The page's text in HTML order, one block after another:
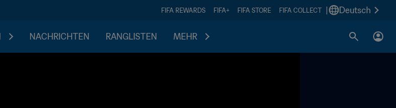
FIFA REWARDS FIFA+ FIFA STORE FIFA COLLECT Deutsch
NACHRICHTEN RANGLISTEN MEHR